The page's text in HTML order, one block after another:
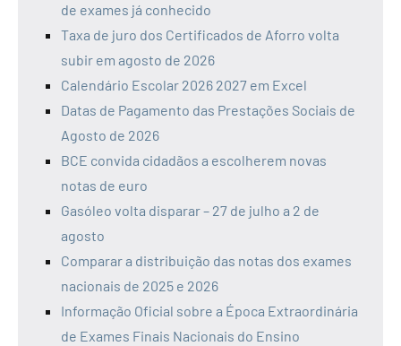
de exames já conhecido
Taxa de juro dos Certificados de Aforro volta
subir em agosto de 2026
Calendário Escolar 2026 2027 em Excel
Datas de Pagamento das Prestações Sociais de
Agosto de 2026
BCE convida cidadãos a escolherem novas
notas de euro
Gasóleo volta disparar – 27 de julho a 2 de
agosto
Comparar a distribuição das notas dos exames
nacionais de 2025 e 2026
Informação Oficial sobre a Época Extraordinária
de Exames Finais Nacionais do Ensino